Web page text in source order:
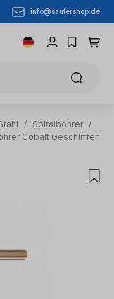
info@sautershop.de
/ Spiralbohrer /
Cobalt Geschliffen